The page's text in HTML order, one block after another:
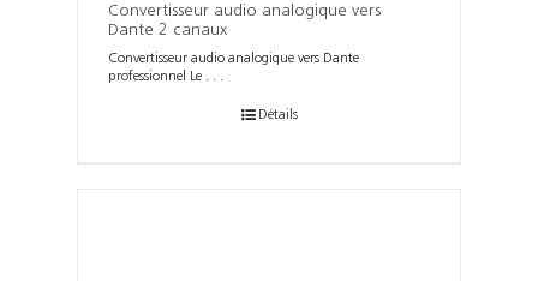
Convertisseur audio analogique vers
Dante 2 canaux
Convertisseur audio analogique vers Dante
professionnel Le . . .
Détails